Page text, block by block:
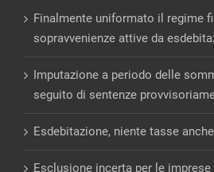
Finalmente uniformato il regime
sopravvenienze attive da
Imputazione a periodo delle
seguito di sentenze
Esdebitazione, niente tasse
Esclusione incerta per le